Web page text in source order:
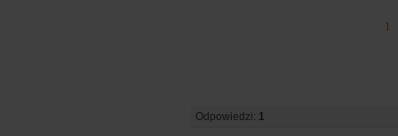
1
Odpowiedzi: 1